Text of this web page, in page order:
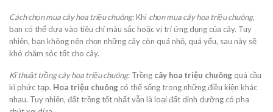
Cách chọn mua cây hoa triệu chuông: Khi chọn mua cây hoa triệu chuông,
bạn có thể dựa vào tiêu chí màu sắc hoặc vị trí ứng dụng của cây. Tuy
nhiên, bạn không nên chọn những cây còn quá nhỏ, quá yếu, sau này sẽ
khó chăm sóc tốt cho cây.
Kĩ thuật trồng cây hoa triệu chuông: Trồng cây hoa triệu chuông quá cầu
kì phức tạp. Hoa triệu chuông có thể sống trong những điều kiện khác
nhau. Tuy nhiên, đất trồng tốt nhất vẫn là loại đất dinh dưỡng có pha